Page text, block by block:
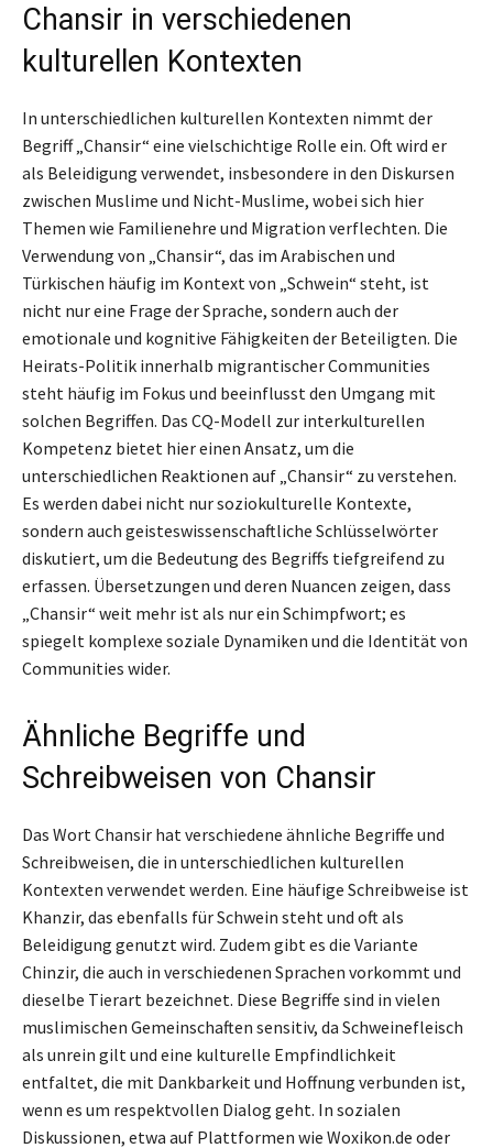
Chansir in verschiedenen
kulturellen Kontexten
In unterschiedlichen kulturellen Kontexten nimmt der
Begriff „Chansir“ eine vielschichtige Rolle ein. Oft wird er
als Beleidigung verwendet, insbesondere in den Diskursen
zwischen Muslime und Nicht-Muslime, wobei sich hier
Themen wie Familienehre und Migration verflechten. Die
Verwendung von „Chansir“, das im Arabischen und
Türkischen häufig im Kontext von „Schwein“ steht, ist
nicht nur eine Frage der Sprache, sondern auch der
emotionale und kognitive Fähigkeiten der Beteiligten. Die
Heirats-Politik innerhalb migrantischer Communities
steht häufig im Fokus und beeinflusst den Umgang mit
solchen Begriffen. Das CQ-Modell zur interkulturellen
Kompetenz bietet hier einen Ansatz, um die
unterschiedlichen Reaktionen auf „Chansir“ zu verstehen.
Es werden dabei nicht nur soziokulturelle Kontexte,
sondern auch geisteswissenschaftliche Schlüsselwörter
diskutiert, um die Bedeutung des Begriffs tiefgreifend zu
erfassen. Übersetzungen und deren Nuancen zeigen, dass
„Chansir“ weit mehr ist als nur ein Schimpfwort; es
spiegelt komplexe soziale Dynamiken und die Identität von
Communities wider.
Ähnliche Begriffe und
Schreibweisen von Chansir
Das Wort Chansir hat verschiedene ähnliche Begriffe und
Schreibweisen, die in unterschiedlichen kulturellen
Kontexten verwendet werden. Eine häufige Schreibweise ist
Khanzir, das ebenfalls für Schwein steht und oft als
Beleidigung genutzt wird. Zudem gibt es die Variante
Chinzir, die auch in verschiedenen Sprachen vorkommt und
dieselbe Tierart bezeichnet. Diese Begriffe sind in vielen
muslimischen Gemeinschaften sensitiv, da Schweinefleisch
als unrein gilt und eine kulturelle Empfindlichkeit
entfaltet, die mit Dankbarkeit und Hoffnung verbunden ist,
wenn es um respektvollen Dialog geht. In sozialen
Diskussionen, etwa auf Plattformen wie Woxikon.de oder